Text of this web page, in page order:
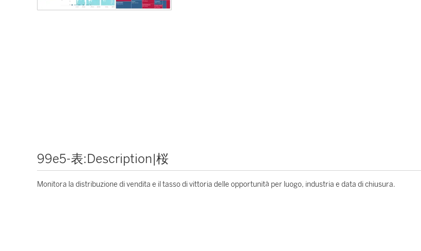
99e5-表:Description|桜
Monitora la distribuzione di vendita e il tasso di vittoria delle opportunità per luogo, industria e data di chiusura.